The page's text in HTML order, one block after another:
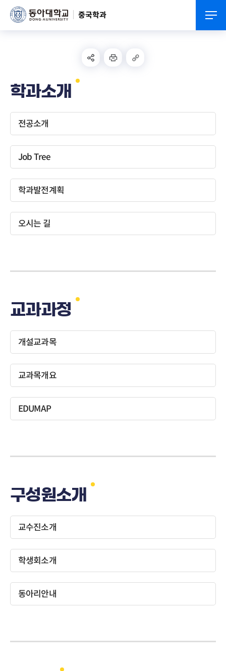
중국학과
학과소개
전공소개
Job Tree
학과발전계획
오시는 길
교과과정
개설교과목
교과목개요
EDUMAP
구성원소개
교수진소개
학생회소개
동아리안내